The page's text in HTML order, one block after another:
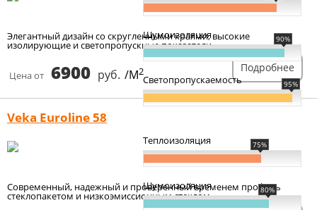
Элегантный дизайн со скругленными краями, высокие
изолирующие и светопропускные показатели.
Цена от 6900 руб. /М2
Шумоизоляция 90%
Светопропускаемость 95%
Подробнее
Veka Euroline 58
Современный, надежный и проверенный временем профиль
стеклопакетом и низкоэмиссионным стеклом.
Теплоизоляция 75%
Шумоизоляция 80%